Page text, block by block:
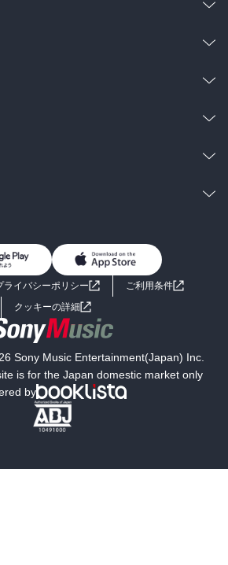
男子向けラノベ
小説
海外小説
SF
文学
お問い合わせ
ライバシーポリシー
ご利用条件
クッキーの詳細
Sony Music Entertainment(Japan) Inc.
is for the Japan domestic market only
by